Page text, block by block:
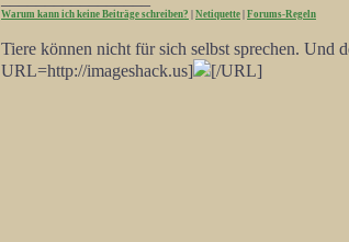
Warum kann ich keine Beiträge schreiben? Netiquette Forums-Regeln
Tiere können nicht für sich selbst sprechen. Und
URL=http://imageshack.us]
[/URL]